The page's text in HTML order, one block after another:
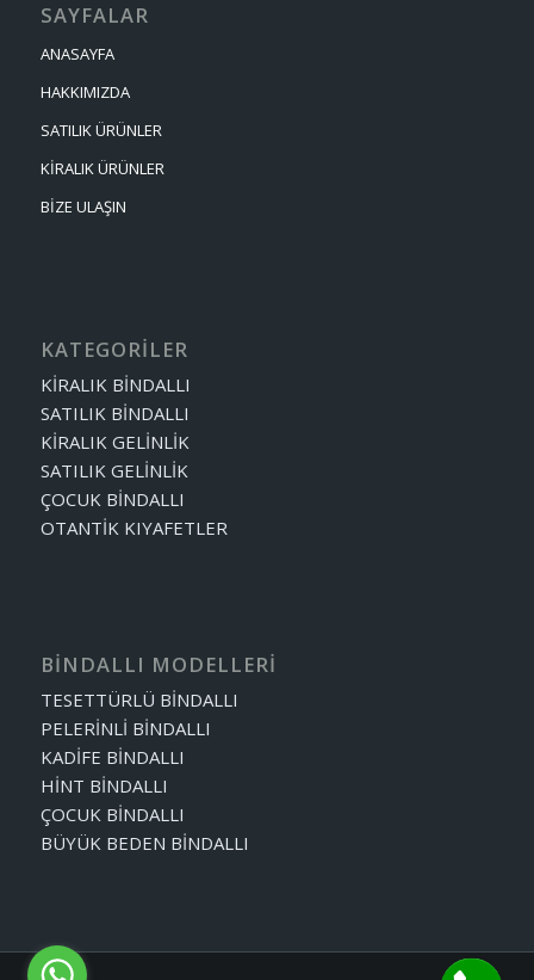
SAYFALAR
ANASAYFA
HAKKIMIZDA
SATILIK ÜRÜNLER
KİRALIK ÜRÜNLER
BİZE ULAŞIN
KATEGORİLER
KİRALIK BİNDALLI
SATILIK BİNDALLI
KİRALIK GELİNLİK
SATILIK GELİNLİK
ÇOCUK BİNDALLI
OTANTİK KIYAFETLER
BİNDALLI MODELLERİ
TESETTÜRLÜ BİNDALLI
PELERİNLİ BİNDALLI
KADİFE BİNDALLI
HİNT BİNDALLI
ÇOCUK BİNDALLI
BÜYÜK BEDEN BİNDALLI